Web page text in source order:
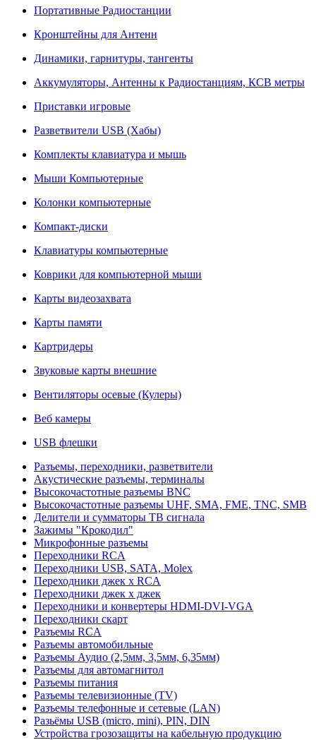
Портативные Радиостанции
Кронштейны для Антенн
Динамики, гарнитуры, тангенты
Аккумуляторы, Антенны к Радиостанциям, КСВ метры
Приставки игровые
Разветвители USB (Хабы)
Комплекты клавиатура и мышь
Мыши Компьютерные
Колонки компьютерные
Компакт-диски
Клавиатуры компьютерные
Коврики для компьютерной мыши
Карты видеозахвата
Карты памяти
Картридеры
Звуковые карты внешние
Вентиляторы осевые (Кулеры)
Веб камеры
USB флешки
Разъемы, переходники, разветвители
Акустические разъемы, терминалы
Высокочастотные разъемы BNC
Высокочастотные разъемы UHF, SMA, FME, TNC, SMB
Делители и сумматоры ТВ сигнала
Зажимы "Крокодил"
Микрофонные разъемы
Переходники RCA
Переходники USB, SATA, Molex
Переходники джек х RCA
Переходники джек х джек
Переходники и конвертеры HDMI-DVI-VGA
Переходники скарт
Разъемы RCA
Разъемы автомобильные
Разъемы Аудио (2,5мм, 3,5мм, 6,35мм)
Разъемы для автомагнитол
Разъемы питания
Разъемы телевизионные (TV)
Разъемы телефонные и сетевые (LAN)
Разьёмы USB (micro, mini), PIN, DIN
Устройства грозозащиты на кабельную продукцию